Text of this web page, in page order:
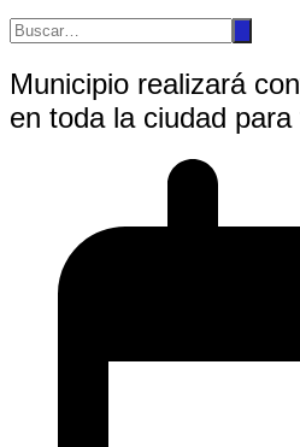
Municipio realizará
en toda la ciudad